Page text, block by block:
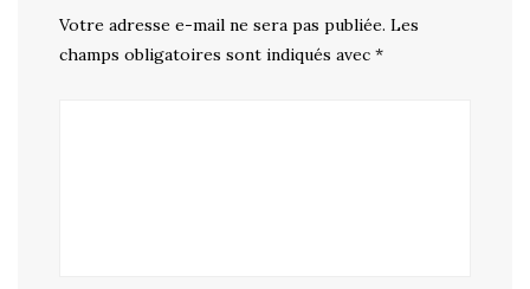
Votre adresse e-mail ne sera pas publiée. Les
champs obligatoires sont indiqués avec *